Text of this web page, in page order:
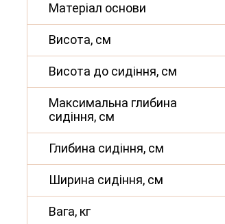
Матеріал основи
Висота, см
Висота до сидіння, см
Максимальна глибина
сидіння, см
Глибина сидіння, см
Ширина сидіння, см
Вага, кг
TM-76 голден
сенд + теплий
поліуретановий